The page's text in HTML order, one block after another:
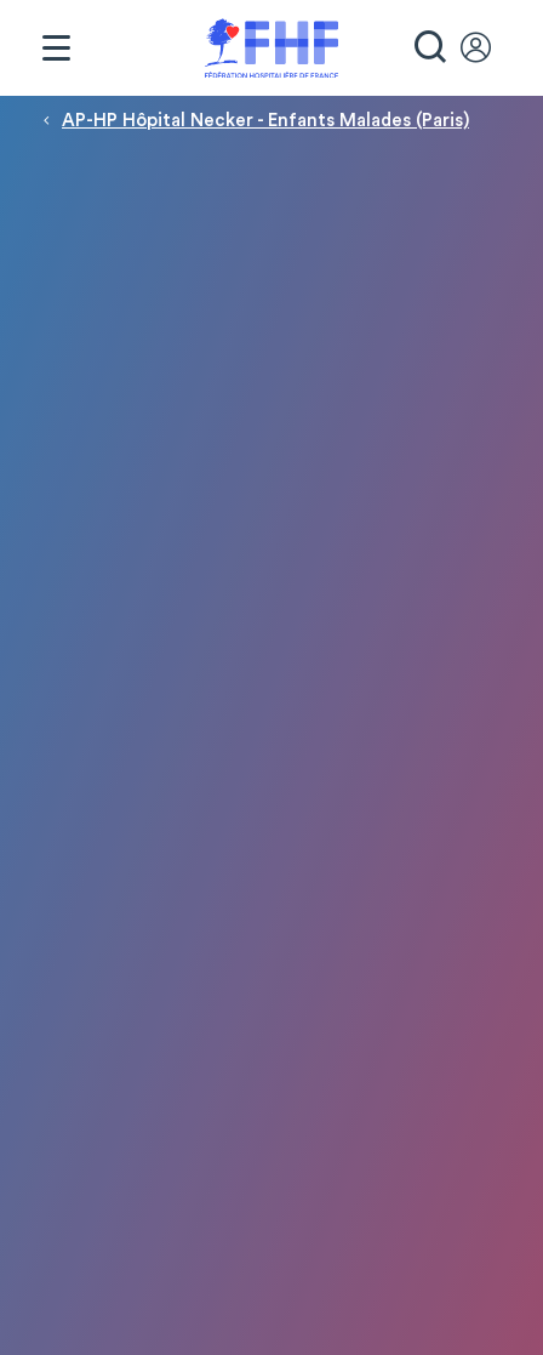
Fil d'Ariane
AP-HP Hôpital Necker - Enfants Malades (Paris)
Panneau de gestion des cookies